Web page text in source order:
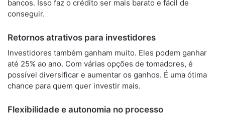
bancos. Isso faz o crédito ser mais barato e fácil de
conseguir.
Retornos atrativos para investidores
Investidores também ganham muito. Eles podem ganhar
até 25% ao ano. Com várias opções de tomadores, é
possível diversificar e aumentar os ganhos. É uma ótima
chance para quem quer investir mais.
Flexibilidade e autonomia no processo